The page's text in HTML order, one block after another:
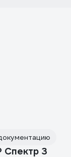
Спектр 3